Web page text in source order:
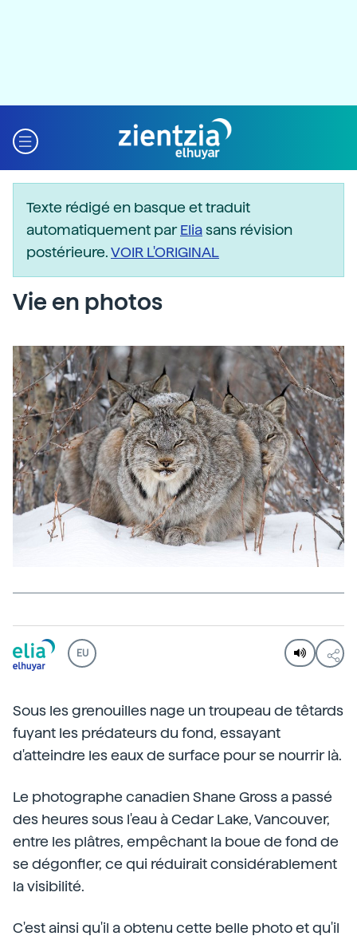
Texte rédigé en basque et traduit
automatiquement parEliasans révision
postérieure.VOIR L'ORIGINAL
Vie en photos
EU
Sous les grenouilles nage un troupeau de têtards
fuyant les prédateurs du fond, essayant
d'atteindre les eaux de surface pour se nourrir là.
Le photographe canadien Shane Gross a passé
des heures sous l'eau à Cedar Lake, Vancouver,
entre les plâtres, empêchant la boue de fond de
se dégonfler, ce qui réduirait considérablement
la visibilité.
C'est ainsi qu'il a obtenu cette belle photo et qu'il